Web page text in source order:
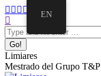
Limiares
Mestrado del Grupo T&P
EN